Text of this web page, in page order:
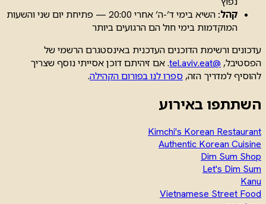
קהל:
השיא בימי ד’-ה’ אחרי 20:00 — פתיחת יום שני והשעות
המוקדמות בימי חול הם הרגועים ביותר
עדכונים ורשימת הדוכנים העדכנית באינסטגרם הרשמי של
הפסטיבל, @tel.aviv.eat
. אם זיהיתם דוכן אסייתי נוסף שצריך
להוסיף למדריך הזה, ספרו לנו בפורום הקהילה.
השתתפו באירוע
Kimchi's Korean Restaurant
Authentic Korean Cuisine
Dim Sum Shop
Let's Dim Sum
Kanu
Vietnamese Street Food